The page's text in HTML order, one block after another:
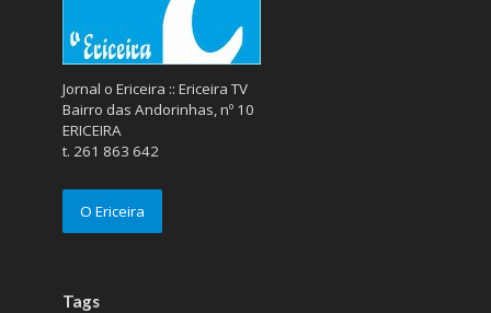
Jornal o Ericeira :: Ericeira TV
Bairro das Andorinhas, nº 10
ERICEIRA
t. 261 863 642
O Ericeira
Tags